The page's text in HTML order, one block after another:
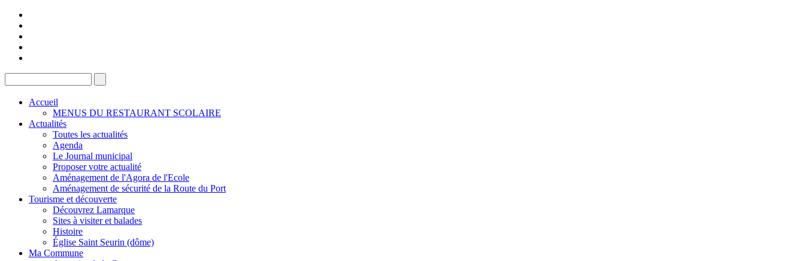
Accueil
MENUS DU RESTAURANT SCOLAIRE
Actualités
Toutes les actualités
Agenda
Le Journal municipal
Proposer votre actualité
Aménagement de l'Agora de l'Ecole
Aménagement de sécurité de la Route du Port
Tourisme et découverte
Découvrez Lamarque
Sites à visiter et balades
Histoire
Église Saint Seurin (dôme)
Ma Commune